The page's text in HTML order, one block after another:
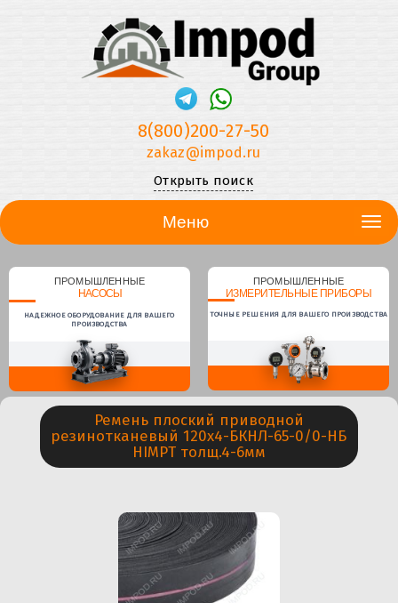
8(800)200-27-50
zakaz@impod.ru
Открыть поиск
Меню
ПРОМЫШЛЕННЫЕ
НАСОСЫ
НАДЕЖНОЕ ОБОРУДОВАНИЕ ДЛЯ ВАШЕГО
ПРОИЗВОДСТВА
ПРОМЫШЛЕННЫЕ
ИЗМЕРИТЕЛЬНЫЕ ПРИБОРЫ
ТОЧНЫЕ РЕШЕНИЯ ДЛЯ ВАШЕГО ПРОИЗВОДСТВА
Ремень плоский приводной
резинотканевый 120х4-БКНЛ-65-0/0-НБ
HIMPT толщ.4-6мм